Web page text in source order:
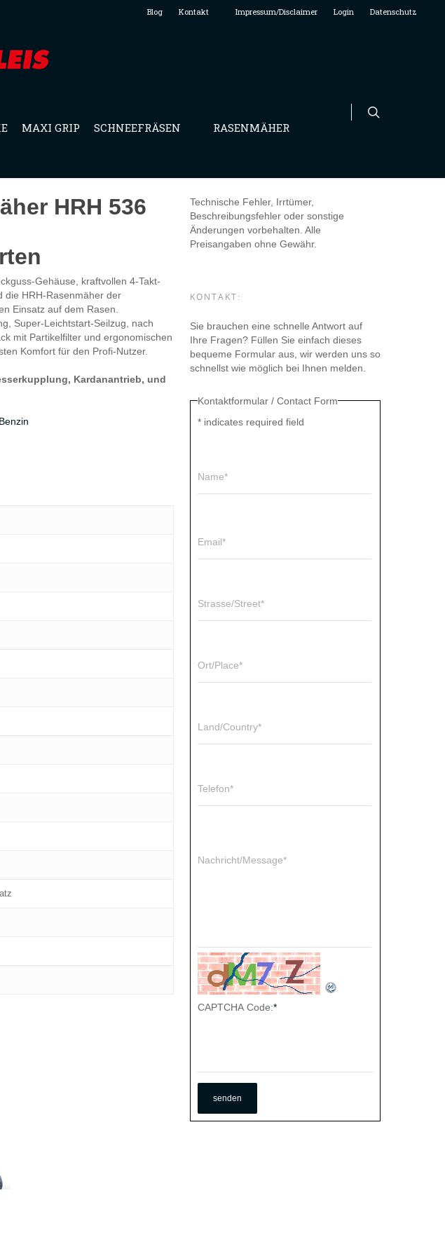
Blog Kontakt Impressum/Disclaimer Login Datenschutz
MAXI GRIP SCHNEEFRÄSEN RASENMÄHER
HRH 536
Gehäuse, kraftvollen 4-Takt-
die HRH-Rasenmäher der
Einsatz auf dem Rasen.
Super-Leichtstart-Seilzug, nach
mit Partikelfilter und ergonomischen
Komfort für den Profi-Nutzer.
Kardanantrieb, und
Benzin
Technische Fehler, Irrtümer,
Beschreibungsfehler oder sonstige
Änderungen vorbehalten. Alle
Preisangaben ohne Gewähr.
KONTAKT:
Sie brauchen eine schnelle Antwort auf
Ihre Fragen? Füllen Sie einfach dieses
bequeme Formular aus, wir werden uns so
schnellst wie möglich bei Ihnen melden.
Kontaktformular / Contact Form
* indicates required field
Name*
Email*
Strasse/Street*
Ort/Place*
Land/Country*
Telefon*
Nachricht/Message*
CAPTCHA Code:*